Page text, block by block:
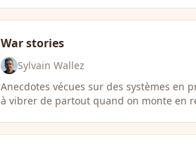
War stories
Sylvain Wallez
Anecdotes vécues sur des systèmes en
à vibrer de partout quand on monte en